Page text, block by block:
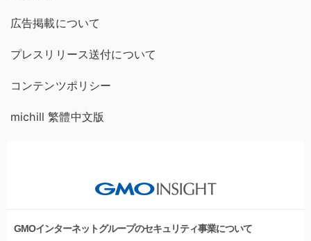
広告掲載について
プレスリリース送付について
コンテンツポリシー
michill 繁體中文版
GMOインターネットグループのセキュリティ事業について